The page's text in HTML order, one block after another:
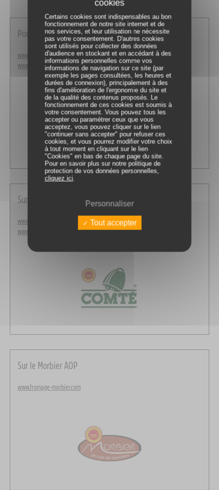
Pour découvrir la société Juraflore
www.juraflore.com
www.fort-des-rousses.com
Sur le Comté AOP
www.comte.com
www.lesroutesducomte.com
Sur le Morbier AOP
www.fromage-morbier.com
Certains cookies sont indispensables au bon
fonctionnement de notre site internet et de
nos services, et leur utilisation ne nécessite
pas votre consentement. D'autres cookies
sont utilisés pour collecter des données
d'audience en stockant et en accédant à des
informations personnelles comme vos
informations de navigation sur ce site (par
exemple les pages consultées, les heures et
durées de connexion), principalement à des
fins d'amélioration de l'ergonomie du site et
de la qualité des contenus proposés. Le
fonctionnement de ces cookies est soumis à
votre consentement. Vous pouvez tous les
accepter ou paramétrer ceux que vous
acceptez, vous pouvez cliquer sur le lien
"continuer sans accepter" pour refuser ces
cookies, et vous pourrez modifier votre choix
à tout moment en cliquant sur le lien
"Cookies" en bas de chaque page du site.
Pour en savoir plus sur notre politique de
protection de vos données personnelles,
cliquez ici.
Personnaliser
Tout accepter